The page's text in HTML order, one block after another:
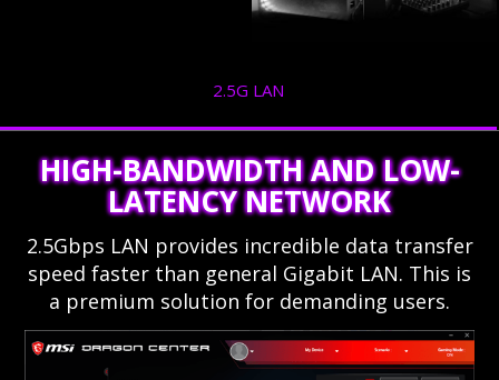
2.5G LAN
HIGH-BANDWIDTH AND LOW-
LATENCY NETWORK
2.5Gbps LAN provides incredible data transfer
speed faster than general Gigabit LAN. This is
a premium solution for demanding users.